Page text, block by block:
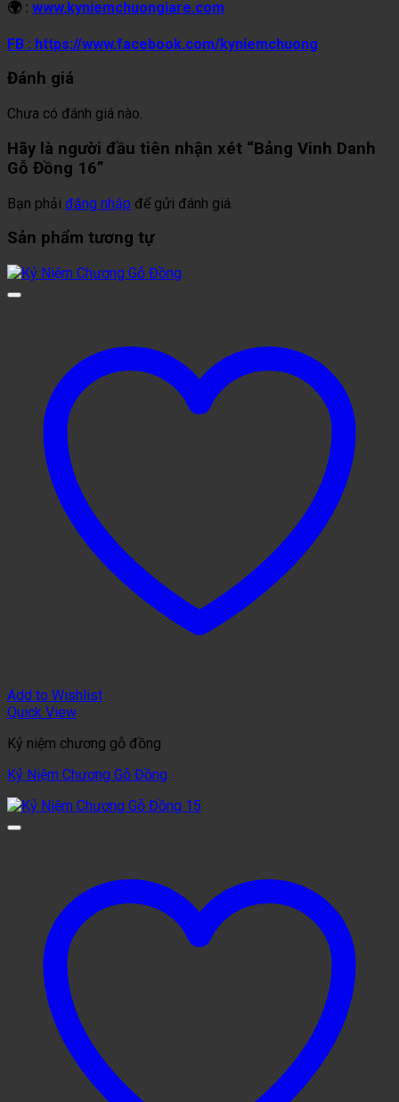
🌍 : www.kyniemchuongiare.com
FB : https://www.facebook.com/kyniemchuong
Đánh giá
Chưa có đánh giá nào.
Hãy là người đầu tiên nhận xét “Bảng Vinh Danh
Gỗ Đồng 16”
Bạn phải đăng nhập để gửi đánh giá.
Sản phẩm tương tự
Add to Wishlist
Quick View
Kỷ niệm chương gỗ đồng
Kỷ Niệm Chương Gỗ Đồng